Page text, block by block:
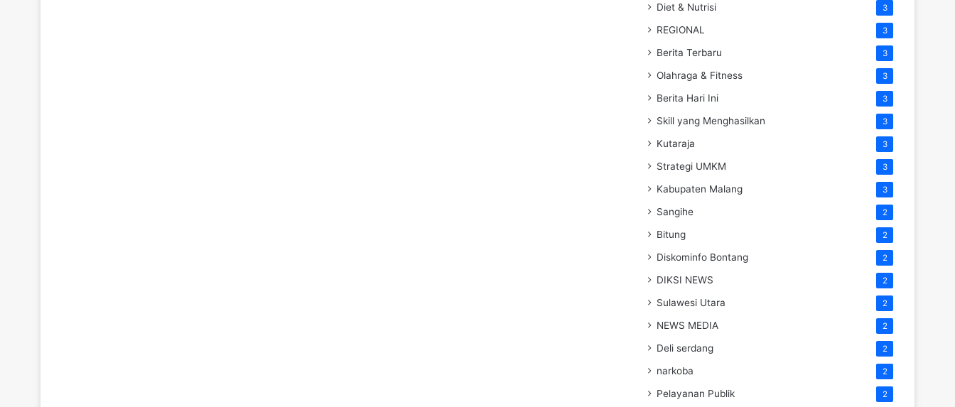
Diet & Nutrisi 3
REGIONAL 3
Berita Terbaru 3
Olahraga & Fitness 3
Berita Hari Ini 3
Skill yang Menghasilkan 3
Kutaraja 3
Strategi UMKM 3
Kabupaten Malang 3
Sangihe 2
Bitung 2
Diskominfo Bontang 2
DIKSI NEWS 2
Sulawesi Utara 2
NEWS MEDIA 2
Deli serdang 2
narkoba 2
Pelayanan Publik 2